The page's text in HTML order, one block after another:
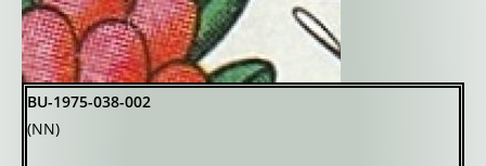
BU-1975-038-002
(NN)